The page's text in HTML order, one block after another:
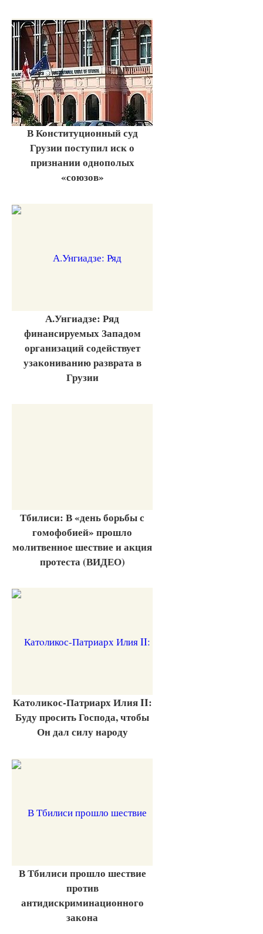
В Конституционный суд
Грузии поступил иск о
признании однополых
«союзов»
А.Унгиадзе: Ряд
финансируемых Западом
организаций содействует
узакониванию разврата в
Грузии
Тбилиси: В «день борьбы с
гомофобией» прошло
молитвенное шествие и акция
протеста (ВИДЕО)
Катoликос-Патриарх Илия II:
Буду просить Господа, чтобы
Он дал силу народу
В Тбилиси прошло шествие
против
антидискриминационного
закона